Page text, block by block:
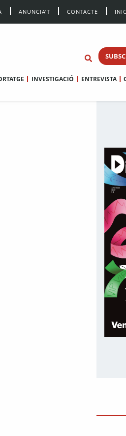
ANUNCIA’T CONTACTE
INVESTIGACIÓ ENTREVISTA